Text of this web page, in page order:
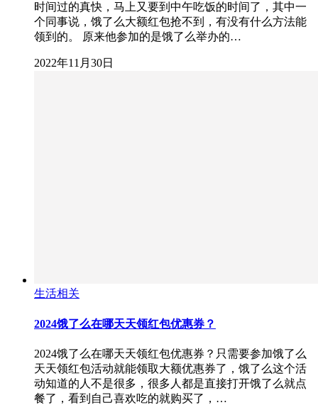
时间过的真快，马上又要到中午吃饭的时间了，其中一
个同事说，饿了么大额红包抢不到，有没有什么方法能
领到的。 原来他参加的是饿了么举办的…
2022年11月30日
生活相关
2024饿了么在哪天天领红包优惠券？
2024饿了么在哪天天领红包优惠券？只需要参加饿了么
天天领红包活动就能领取大额优惠券了，饿了么这个活
动知道的人不是很多，很多人都是直接打开饿了么就点
餐了，看到自己喜欢吃的就购买了，…